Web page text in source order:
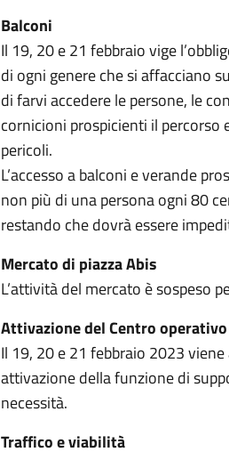
Balconi
Il 19, 20 e 21 febbraio vige
di ogni genere che si affacciano
di farvi accedere le persone, le
cornicioni prospicienti il
pericoli.
L’accesso a balconi e verande
non più di una persona ogni 80
restando che dovrà essere
Mercato di piazza Abis
L’attività del mercato è sospeso
Attivazione del Centro
Il 19, 20 e 21 febbraio 2023
attivazione della funzione di
necessità.
Traffico e viabilità